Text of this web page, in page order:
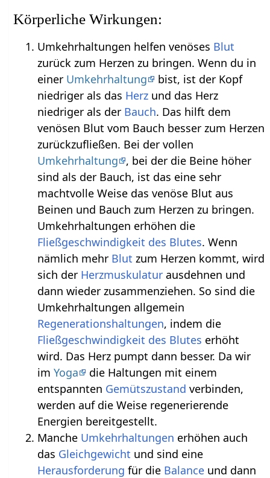
Körperliche Wirkungen:
Umkehrhaltungen helfen venöses Blut
zurück zum Herzen zu bringen. Wenn du in
einer Umkehrhaltung
bist, ist der Kopf
niedriger als das Herz und das Herz
niedriger als der Bauch. Das hilft dem
venösen Blut vom Bauch besser zum Herzen
zurückzufließen. Bei der vollen
Umkehrhaltung
, bei der die Beine höher
sind als der Bauch, ist das eine sehr
machtvolle Weise das venöse Blut aus
Beinen und Bauch zum Herzen zu bringen.
Umkehrhaltungen erhöhen die
Fließgeschwindigkeit des Blutes. Wenn
nämlich mehr Blut zum Herzen kommt, wird
sich der Herzmuskulatur ausdehnen und
dann wieder zusammenziehen. So sind die
Umkehrhaltungen allgemein
Regenerationshaltungen, indem die
Fließgeschwindigkeit des Blutes erhöht
wird. Das Herz pumpt dann besser. Da wir
imYoga
die Haltungen mit einem
entspannten Gemütszustand verbinden,
werden auf die Weise regenerierende
Energien bereitgestellt.
Manche Umkehrhaltungen erhöhen auch
das Gleichgewicht und sind eine
Herausforderung für die Balance und dann